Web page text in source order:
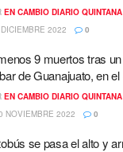
EN CAMBIO DIARIO
2022
0
9 muertos tras
de Guanajuato, en
EN CAMBIO DIARIO
NOVIEMBRE 2022
0
se pasa el alto y